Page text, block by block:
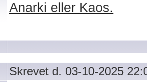
Anarki eller Kaos.
Skrevet d. 03-10-2025